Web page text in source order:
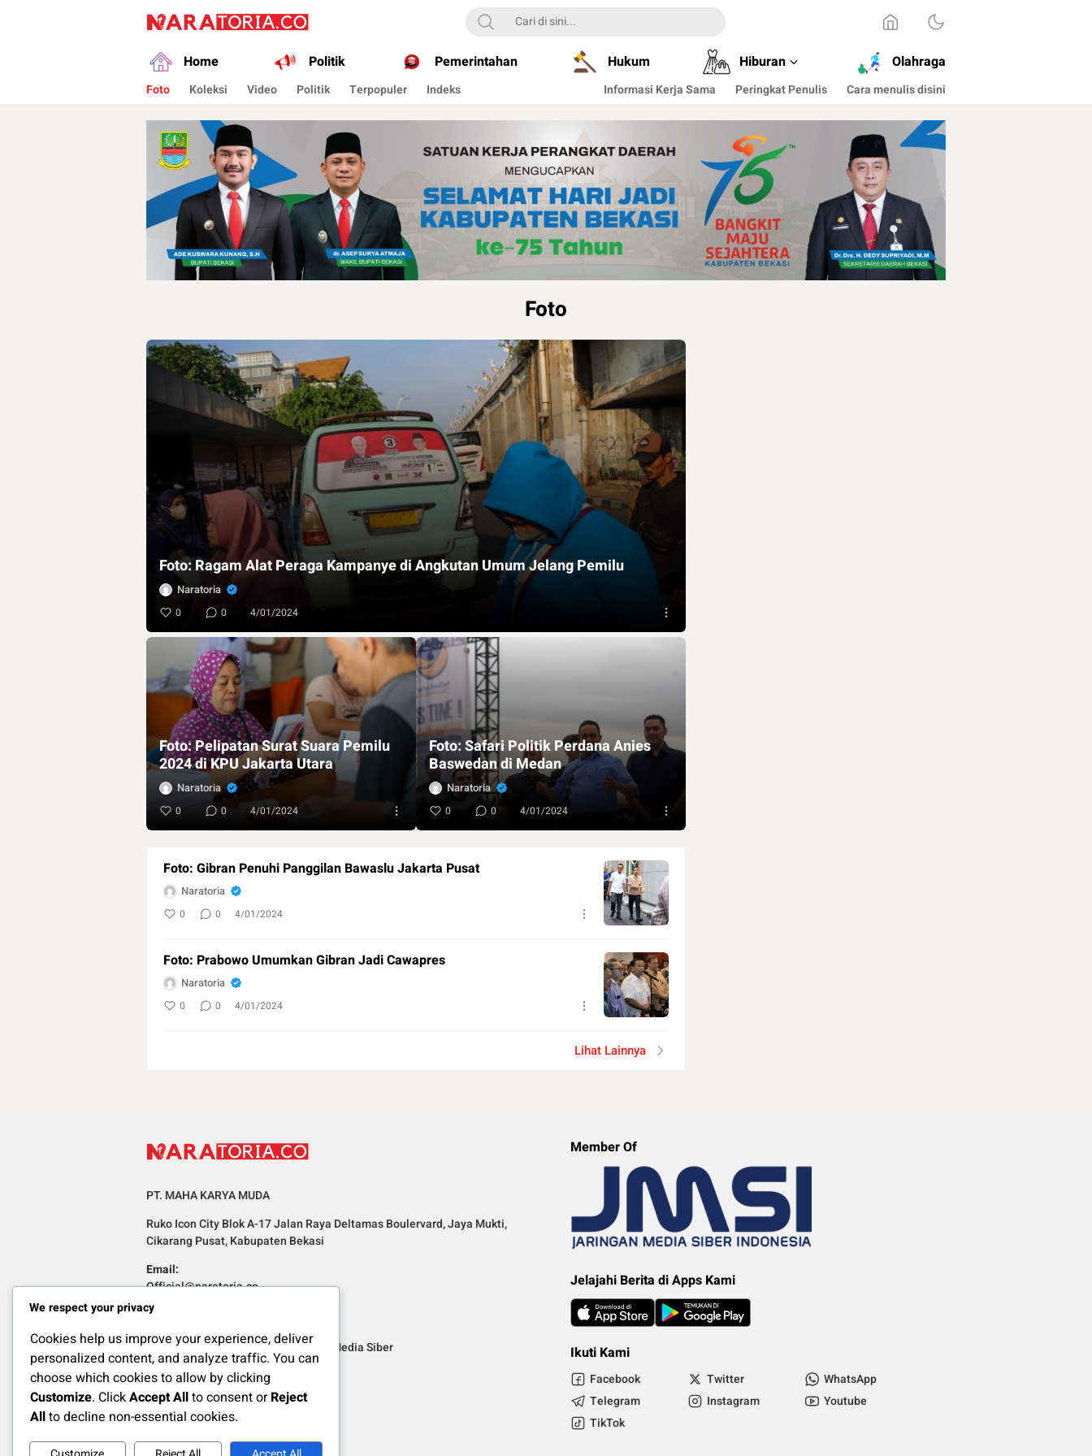
naratoria.co
Narasikan Fakta dan Data
Home Politik Pemerintahan Hukum Hiburan Olahraga
Foto Koleksi Video Politik Terpopuler Indeks Informasi Kerja Sama Peringkat Penulis Cara menulis disini
Foto
Foto: Ragam Alat Peraga Kampanye di Angkutan Umum Jelang Pemilu
Naratoria
0 0 4/01/2024
Foto: Pelipatan Surat Suara Pemilu
2024 di KPU Jakarta Utara
Naratoria
0 0 4/01/2024
Foto: Safari Politik Perdana Anies
Baswedan di Medan
Naratoria
0 0 4/01/2024
Foto: Gibran Penuhi Panggilan Bawaslu Jakarta Pusat
Naratoria
0 0 4/01/2024
Foto: Prabowo Umumkan Gibran Jadi Cawapres
Naratoria
0 0 4/01/2024
Lihat Lainnya
PT. MAHA KARYA MUDA
Ruko Icon City Blok A-17 Jalan Raya Deltamas Boulervard, Jaya Mukti,
Cikarang Pusat, Kabupaten Bekasi
Email:
Official@naratoria.co
Redaksi Pedoman Media Siber
Member Of
Jelajahi Berita di Apps Kami
Ikuti Kami
Facebook Twitter
WhatsApp
Telegram
Instagram
Youtube
TikTok
We respect your privacy
Cookies help us improve your experience, deliver
personalized content, and analyze traffic. You can
choose which cookies to allow by clicking
Customize. ClickAccept Allto consent orReject
Allto decline non-essential cookies.